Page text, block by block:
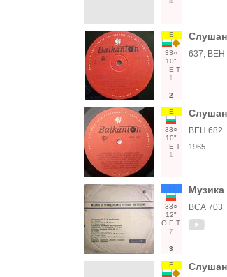
Е
33○
10"
Е Т
1
2
637, ВЕН
Е
33○
10"
Е Т
1
ВЕН 682
1965
С
33○
12"
О Е Т
7
3
Музика
ВСА 703
Е